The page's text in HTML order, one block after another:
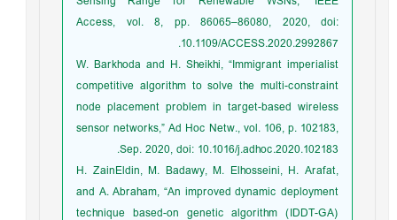
Access, vol. 8, pp. 86065–86080, 2020, doi:
10.1109/ACCESS.2020.2992867.
W. Barkhoda and H. Sheikhi, “Immigrant imperialist
competitive algorithm to solve the multi-constraint
node placement problem in target-based wireless
sensor networks,” Ad Hoc Netw., vol. 106, p. 102183,
Sep. 2020, doi: 10.1016/j.adhoc.2020.102183.
H. ZainEldin, M. Badawy, M. Elhosseini, H. Arafat,
and A. Abraham, “An improved dynamic deployment
technique based-on genetic algorithm (IDDT-GA)